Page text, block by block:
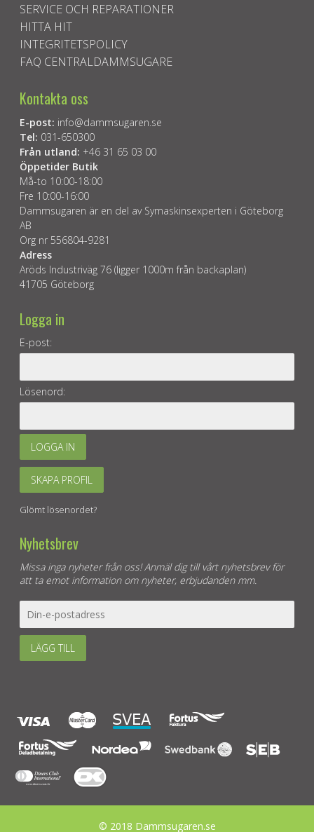
SERVICE OCH REPARATIONER
HITTA HIT
INTEGRITETSPOLICY
FAQ CENTRALDAMMSUGARE
Kontakta oss
E-post: info@dammsugaren.se
Tel: 031-650300
Från utland: +46 31 65 03 00
Öppetider Butik
Må-to 10:00-18:00
Fre 10:00-16:00
Dammsugaren är en del av Symaskinsexperten i Göteborg
AB
Org nr 556804-9281
Adress
Aröds Industriväg 76 (ligger 1000m från backaplan)
41705 Göteborg
Logga in
E-post:
Lösenord:
LOGGA IN
SKAPA PROFIL
Glömt lösenordet?
Nyhetsbrev
Missa inga nyheter från oss! Anmäl dig till vårt nyhetsbrev för
att ta emot information om nyheter, erbjudanden mm.
LÄGG TILL
© 2018 Dammsugaren.se